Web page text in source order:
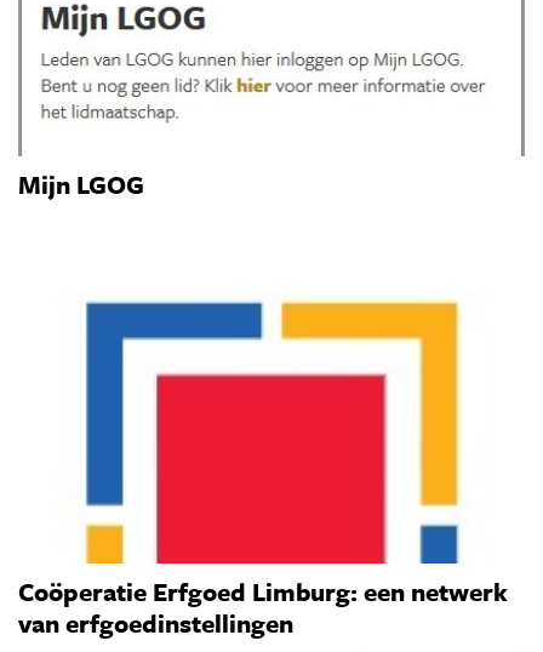
Mijn LGOG
Coöperatie Erfgoed Limburg: een netwerk
van erfgoedinstellingen